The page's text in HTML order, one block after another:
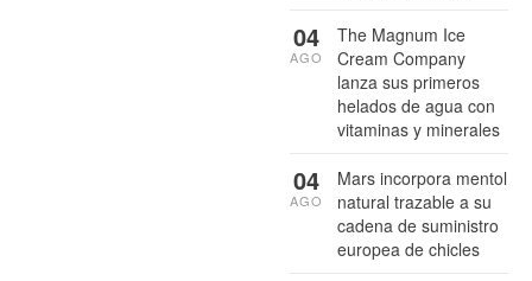
The Magnum Ice
Cream Company
lanza sus primeros
helados de agua con
vitaminas y minerales
04
AGO
Mars incorpora mentol
natural trazable a su
cadena de suministro
europea de chicles
04
AGO